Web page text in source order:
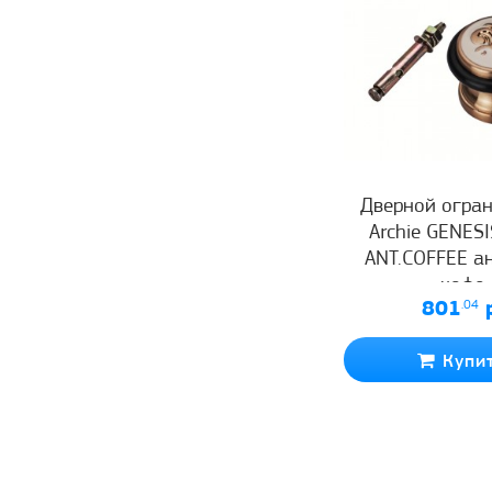
Дверной
Archie
ANT.COFFEE
кофе
801.04